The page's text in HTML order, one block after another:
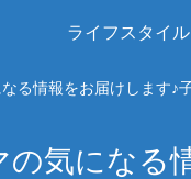
る情報をお届けします♪
の気になる
ライフスタイル